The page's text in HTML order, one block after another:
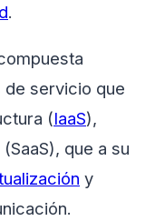
.
servicio que
(IaaS),
que a su
y